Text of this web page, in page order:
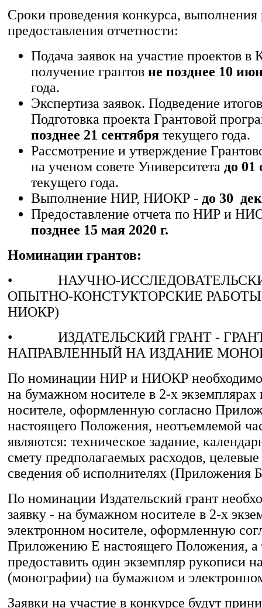
Сроки проведения конкурса, выполнения
предоставления отчетности:
Подача заявок на участие проектов в
получение грантов не позднее 10
года.
Экспертиза заявок. Подведение
Подготовка проекта Грантовой
позднее 21 сентября текущего года.
Рассмотрение и утверждение
на ученом совете Университета до 01
текущего года.
Выполнение НИР, НИОКР - до 30
Предоставление отчета по НИР и
позднее 15 мая 2020 г.
Номинации грантов:
• НАУЧНО-
ОПЫТНО-КОНСТУКТОРСКИЕ РАБОТЫ
НИОКР)
• ИЗДАТЕЛЬСКИЙ ГРАНТ -
НАПРАВЛЕННЫЙ НА ИЗДАНИЕ
По номинации НИР и НИОКР необходимо
на бумажном носителе в 2-х экземплярах
носителе, оформленную согласно
настоящего Положения, неотъемлемой
являются: техническое задание,
смету предполагаемых расходов,
сведения об исполнителях (Приложения
По номинации Издательский грант
заявку - на бумажном носителе в 2-х
электронном носителе, оформленную
Приложению Е настоящего Положения, а
предоставить один экземпляр рукописи
(монографии) на бумажном и
Заявки на участие в конкурсе будут